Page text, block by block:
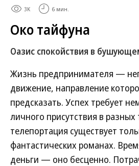
3K 6 мин.
Око тайфуна
Оазис спокойствия в
Жизнь предпринимателя —
движение, направление
предсказать. Успех требует
личного присутствия в
телепортация существует
фантастических романах.
деньги — оно бесценно.